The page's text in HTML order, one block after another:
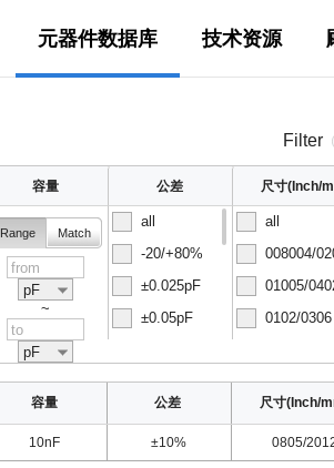
元器件数据库 技术资源
Filter
容量
Range Match
pF
~
pF
公差
all
-20/+80%
±0.025pF
±0.05pF
尺寸(Inch/
all
008004/
01005/
0102/0306
容量 公差 尺寸(Inch/
10nF ±10% 0805/